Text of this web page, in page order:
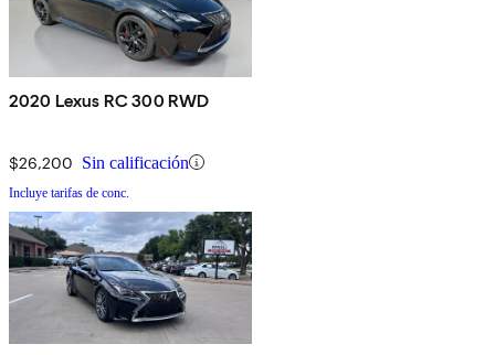
2020 Lexus RC 300 RWD
$26,200 Sin calificación
Incluye tarifas de conc.